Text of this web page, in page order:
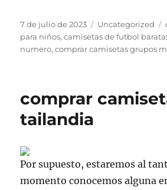
Publicado
el
7 de julio de 2023 Categorías
Uncategorized
para niños,camisetas de futbol
numero,comprar camisetas grupos
comprar
tailandia
Por supuesto, estaremos al
momento conocemos alguna